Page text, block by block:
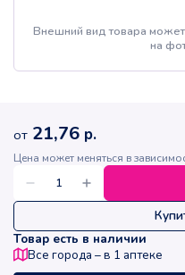
Внешний вид товара
на
от 21,76 р.
Цена может меняться в
Товар есть в наличии
Все города – в 1 аптеке